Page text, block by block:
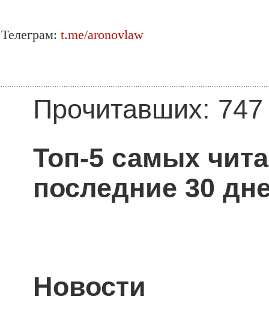
Телеграм: t.me/aronovlaw
Прочитавших: 747
Топ-5 самых
последние 30
Новости